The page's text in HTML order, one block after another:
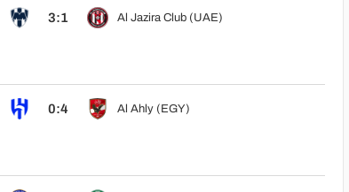
3:1 Al Jazira Club (UAE)
0:4 Al Ahly (EGY)